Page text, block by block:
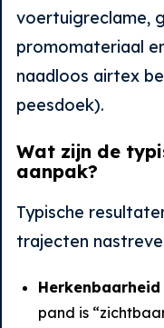
voertuigreclame,
promomateriaal
naadloos airtex
peesdoek).
Wat zijn de
aanpak?
Typische
trajecten
pand is